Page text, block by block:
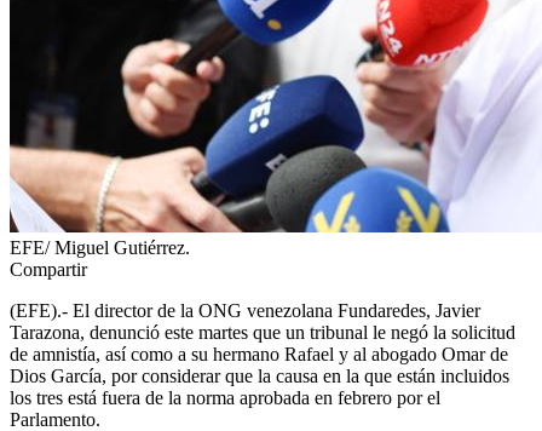
EFE/ Miguel Gutiérrez.
Compartir
(EFE).- El director de la ONG venezolana Fundaredes, Javier
Tarazona, denunció este martes que un tribunal le negó la solicitud
de amnistía, así como a su hermano Rafael y al abogado Omar de
Dios García, por considerar que la causa en la que están incluidos
los tres está fuera de la norma aprobada en febrero por el
Parlamento.